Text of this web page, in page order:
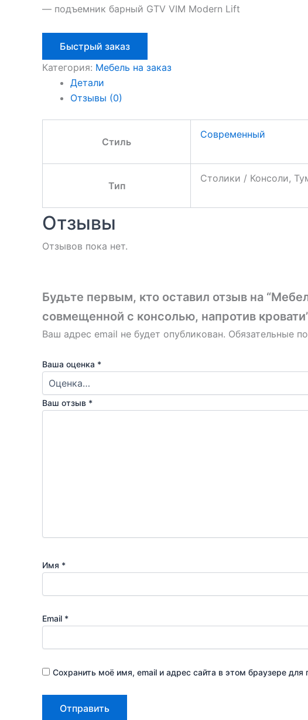
— подъемник барный GTV VIM Modern Lift
Быстрый заказ
Категория: Мебель на заказ
Детали
Отзывы (0)
Стиль
Современный
Тип
Столики / Консоли,
Отзывы
Отзывов пока нет.
Будьте первым, кто оставил отзыв на
совмещенной с консолью, напротив
Ваш адрес email не будет опубликован. Обязательные
Ваша оценка *
Ваш отзыв *
Имя *
Email *
Сохранить моё имя, email и адрес сайта в этом браузере